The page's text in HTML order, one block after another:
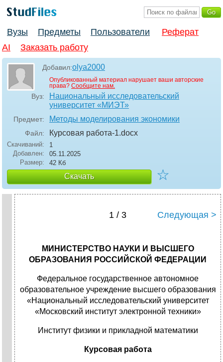
Вузы Предметы Пользователи
Реферат
AI
Заказать работу
Добавил:olya2000
Опубликованный материал нарушает ваши авторские
права? Сообщите нам.
Вуз:
Национальный исследовательский
университет «МИЭТ»
Предмет: Методы моделирования экономики
Файл: Курсовая работа-1.docx
Скачиваний:
1
Добавлен:
05.11.2025
Размер:
42 Кб
Скачать ☆
1 / 3 Следующая >
МИНИСТЕРСТВО НАУКИ И ВЫСШЕГО
ОБРАЗОВАНИЯ РОССИЙСКОЙ ФЕДЕРАЦИИ
Федеральное государственное автономное
образовательное учреждение высшего образования
«Национальный исследовательский университет
«Московский институт электронной техники»
Институт физики и прикладной математики
Курсовая работа